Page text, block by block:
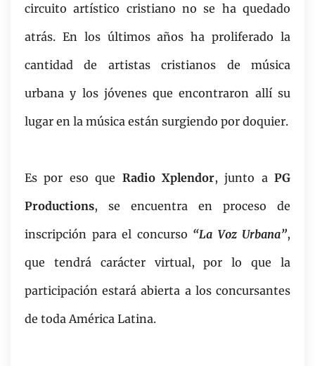
circuito artístico cristiano no se ha quedado
atrás. En los últimos años ha proliferado la
cantidad de artistas cristianos de música
urbana y los jóvenes que encontraron allí su
lugar en la música están surgiendo por doquier.
Es por eso que Radio Xplendor, junto a PG
Productions, se encuentra en proceso de
inscripción para el concurso “La Voz Urbana”,
que tendrá carácter virtual, por lo que la
participación estará abierta a los concursantes
de toda América Latina.